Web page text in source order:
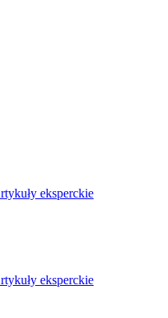
eksperckie
eksperckie